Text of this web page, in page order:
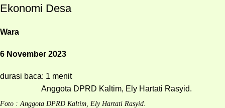
Ekonomi Desa
Wara
6 November 2023
durasi baca: 1 menit
Foto : Anggota DPRD Kaltim, Ely Hartati Rasyid.